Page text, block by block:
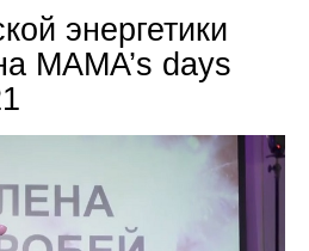
энергетики
MAMA’s days